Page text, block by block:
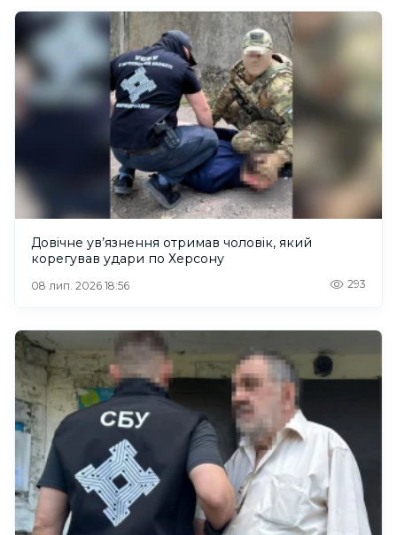
Довічне ув’язнення отримав чоловік, який
корегував удари по Херсону
08 лип. 2026 18:56 293